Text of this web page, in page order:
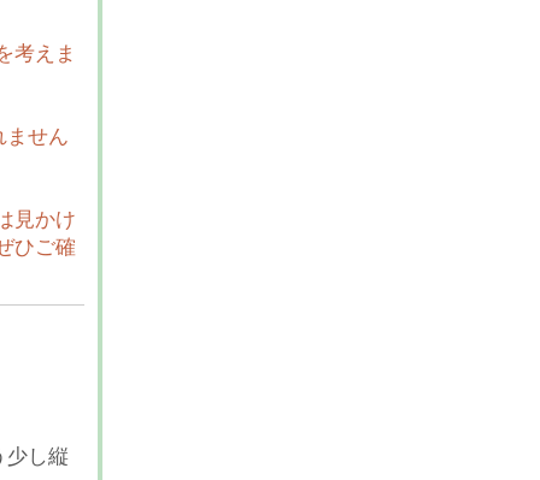
考えま
ません
見かけ
ひご確
少し縦